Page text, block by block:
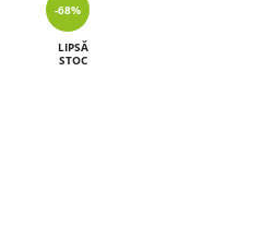
-68%
LIPSĂ
STOC